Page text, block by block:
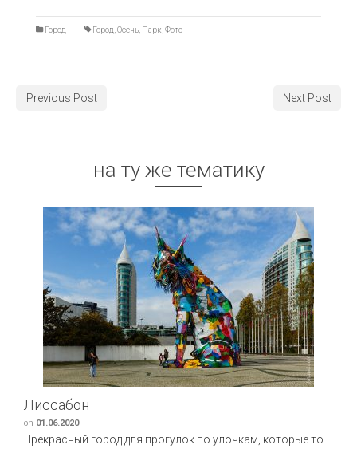
Город Город Осень Парк Фото
Previous Post Next Post
на ту же тематику
Лиссабон
on 01.06.2020
Прекрасный город для прогулок по улочкам, которые то